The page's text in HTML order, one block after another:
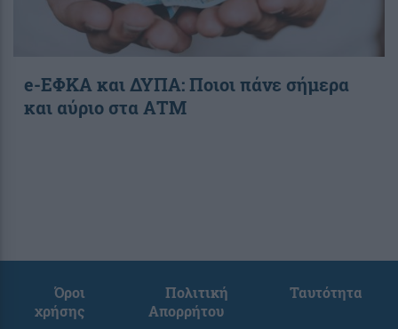
e-ΕΦΚΑ και ΔΥΠΑ: Ποιοι πάνε σήμερα
και αύριο στα ΑΤΜ
Όροι
χρήσης
Πολιτική
Απορρήτου
Ταυτότητα